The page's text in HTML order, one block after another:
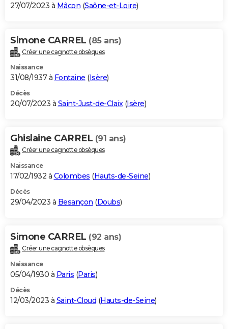
27/07/2023 à Mâcon (Saône-et-Loire)
Simone CARREL (85 ans)
Créer une cagnotte obsèques
Naissance
31/08/1937 à Fontaine (Isère)
Décès
20/07/2023 à Saint-Just-de-Claix(Isère)
Ghislaine CARREL (91 ans)
Créer une cagnotte obsèques
Naissance
17/02/1932 à Colombes (Hauts-de-Seine)
Décès
29/04/2023 à Besançon (Doubs)
Simone CARREL (92 ans)
Créer une cagnotte obsèques
Naissance
05/04/1930 à Paris (Paris)
Décès
12/03/2023 à Saint-Cloud (Hauts-de-Seine)